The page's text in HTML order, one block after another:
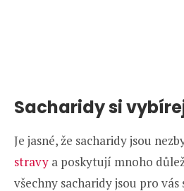
Sacharidy si
Je jasné, že sacharidy jsou
stravy a poskytují mnoho
všechny sacharidy jsou pro vás